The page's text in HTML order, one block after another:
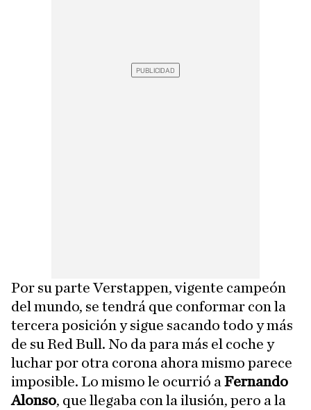
Por su parte Verstappen, vigente campeón
del mundo, se tendrá que conformar con la
tercera posición y sigue sacando todo y más
de su Red Bull. No da para más el coche y
luchar por otra corona ahora mismo parece
imposible. Lo mismo le ocurrió a Fernando
Alonso, que llegaba con la ilusión, pero a la